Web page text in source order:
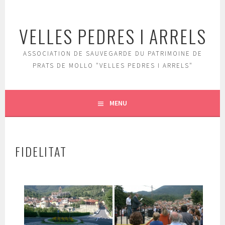
contenu
principal
VELLES PEDRES I ARRELS
ASSOCIATION DE SAUVEGARDE DU PATRIMOINE DE
PRATS DE MOLLO "VELLES PEDRES I ARRELS"
MENU
FIDELITAT